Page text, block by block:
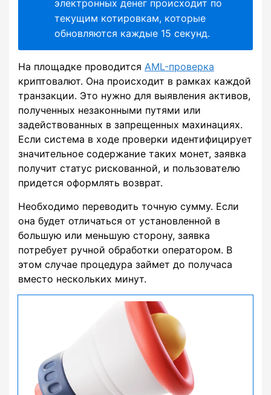
электронных денег происходит по
текущим котировкам, которые
обновляются каждые 15 секунд.
На площадке проводится AML-проверка
криптовалют. Она происходит в рамках каждой
транзакции. Это нужно для выявления активов,
полученных незаконными путями или
задействованных в запрещенных махинациях.
Если система в ходе проверки идентифицирует
значительное содержание таких монет, заявка
получит статус рискованной, и пользователю
придется оформлять возврат.
Необходимо переводить точную сумму. Если
она будет отличаться от установленной в
большую или меньшую сторону, заявка
потребует ручной обработки оператором. В
этом случае процедура займет до получаса
вместо нескольких минут.